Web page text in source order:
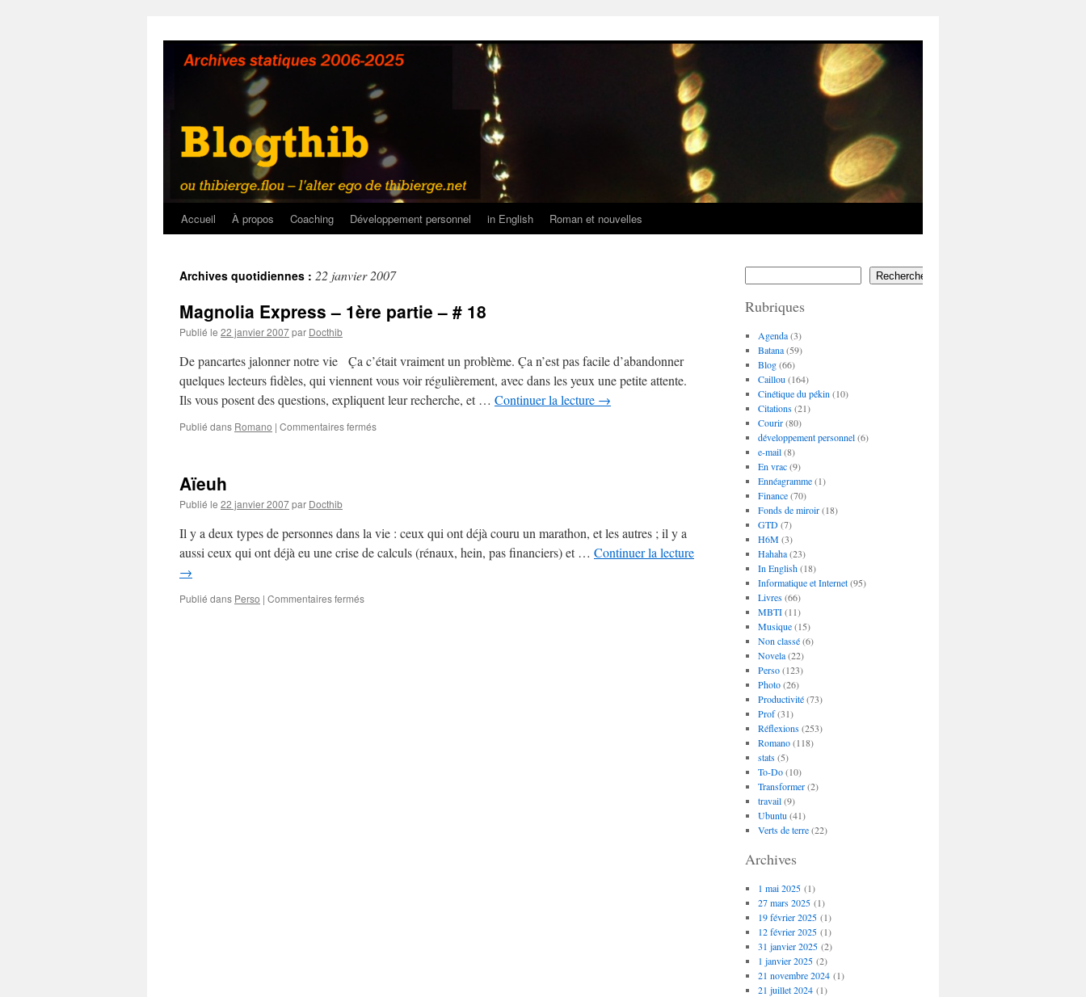
contenu
Accueil À propos Coaching Développement personnel in English Roman et nouvelles
Archives quotidiennes : 22 janvier 2007
Magnolia Express – 1ère partie – # 18
Publié le 22 janvier 2007par Docthib
De pancartes jalonner notre vie Ça c’était vraiment un problème. Ça n’est pas facile d’abandonner
quelques lecteurs fidèles, qui viennent vous voir régulièrement, avec dans les yeux une petite attente.
Ils vous posent des questions, expliquent leur recherche, et … Continuer la lecture →
Publié dans Romano | Commentaires ferméssur
18
Aïeuh
Publié le 22 janvier 2007par Docthib
Il y a deux types de personnes dans la vie : ceux qui ont déjà couru un marathon, et les autres ; il y a
aussi ceux qui ont déjà eu une crise de calculs (rénaux, hein, pas financiers) et … Continuer la lecture
→
Publié dans Perso | Commentaires ferméssur
Rechercher
Rubriques
Agenda(3)
Batana(59)
Blog(66)
Caillou (164)
Cinétique du pékin (10)
Citations(21)
Courir(80)
développement personnel(6)
e-mail(8)
En vrac(9)
Ennéagramme(1)
Finance(70)
Fonds de miroir(18)
GTD(7)
H6M(3)
Hahaha(23)
In English(18)
Informatique et Internet(95)
Livres(66)
MBTI(11)
Musique(15)
Non classé(6)
Novela(22)
Perso(123)
Photo(26)
Productivité(73)
Prof(31)
Réflexions(253)
Romano(118)
stats(5)
To-Do(10)
Transformer(2)
travail(9)
Ubuntu (41)
Verts de terre(22)
Archives
1 mai 2025(1)
27 mars 2025(1)
19 février 2025(1)
12 février 2025(1)
31 janvier 2025(2)
1 janvier 2025(2)
21 novembre 2024(1)
21 juillet 2024(1)